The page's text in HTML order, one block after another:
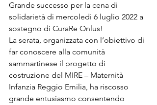
Grande successo per la cena di
solidarietà di mercoledi 6 luglio 2022 a
sostegno di CuraRe Onlus!
La serata, organizzata con l’obiettivo di
far conoscere alla comunità
sammartinese il progetto di
costruzione del MIRE – Maternità
Infanzia Reggio Emilia, ha riscosso
grande entusiasmo consentendo